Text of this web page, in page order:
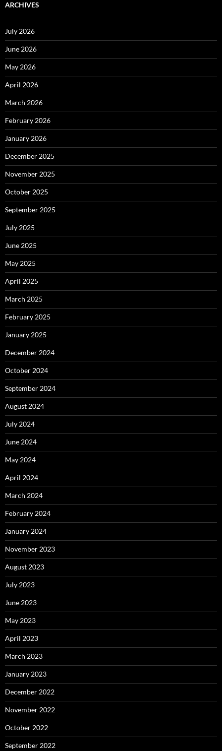
ARCHIVES
July 2026
June 2026
May 2026
April 2026
March 2026
February 2026
January 2026
December 2025
November 2025
October 2025
September 2025
July 2025
June 2025
May 2025
April 2025
March 2025
February 2025
January 2025
December 2024
October 2024
September 2024
August 2024
July 2024
June 2024
May 2024
April 2024
March 2024
February 2024
January 2024
November 2023
August 2023
July 2023
June 2023
May 2023
April 2023
March 2023
January 2023
December 2022
November 2022
October 2022
September 2022